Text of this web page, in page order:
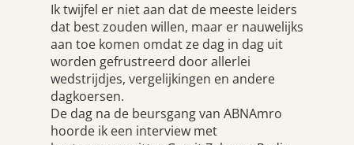
Ik twijfel er niet aan dat de meeste leiders
dat best zouden willen, maar er nauwelijks
aan toe komen omdat ze dag in dag uit
worden gefrustreerd door allerlei
wedstrijdjes, vergelijkingen en andere
dagkoersen.
De dag na de beursgang van ABNAmro
hoorde ik een interview met